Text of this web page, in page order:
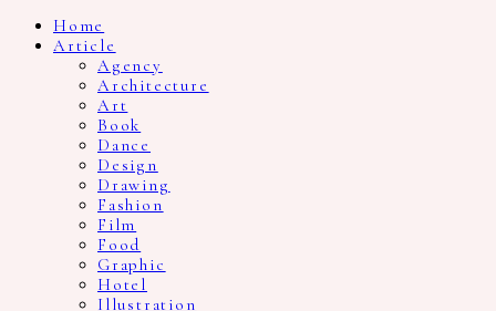
Home
Article
Agency
Architecture
Art
Book
Dance
Design
Drawing
Fashion
Film
Food
Graphic
Hotel
Illustration